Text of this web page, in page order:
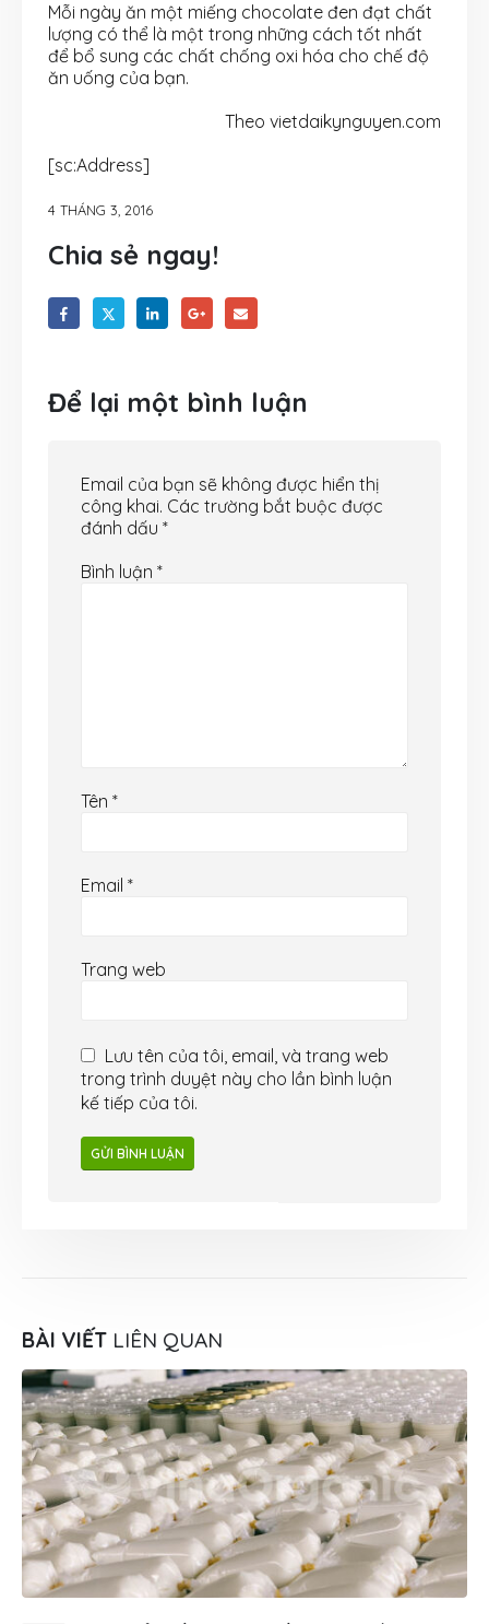
Mỗi ngày ăn một miếng chocolate đen đạt chất
lượng có thể là một trong những cách tốt nhất
để bổ sung các chất chống oxi hóa cho chế độ
ăn uống của bạn.
Theo vietdaikynguyen.com
[sc:Address]
4 THÁNG 3, 2016
Chia sẻ ngay!
Để lại một bình luận
Email của bạn sẽ không được hiển thị
công khai. Các trường bắt buộc được
đánh dấu *
Bình luận *
Tên *
Email *
Trang web
Lưu tên của tôi, email, và trang web
trong trình duyệt này cho lần bình luận
kế tiếp của tôi.
BÀI VIẾT LIÊN QUAN